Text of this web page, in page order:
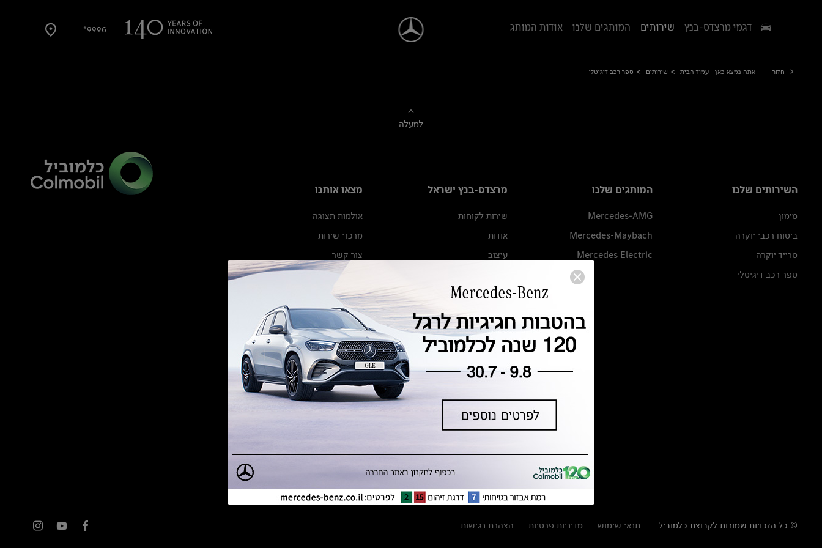
9996* דגמי מרצדס-בנץ שירותים המותגים שלנו אודות המותג
חזור אתה נמצא כאן עמוד הבית > שירותים > ספר רכב דיגיטלי
למעלה
השירותים שלנו
מימון
ביטוח רכבי יוקרה
טרייד יוקרה
ספר רכב דיגיטלי
המותגים שלנו
Mercedes-AMG
Mercedes-Maybach
Mercedes Electric
מרצדס-בנץ ישראל
שירות לקוחות
אודות
עיצוב
מגזין מרצדס-בנץ
ספרי רכב מרצדס-בנץ
נתוני זיהום אוויר וצריכת דלק וחשמל
נתוני תווית צמיגים
מחירון חלפים
הודעה על הטבות לרכבי מרצדס בהסדר
מצאו אותנו
אולמות תצוגה
מרכזי שירות
צור קשר
© כל הזכויות שמורות לקבוצת כלמוביל תנאי שימוש מדיניות פרטיות הצהרת נגישות